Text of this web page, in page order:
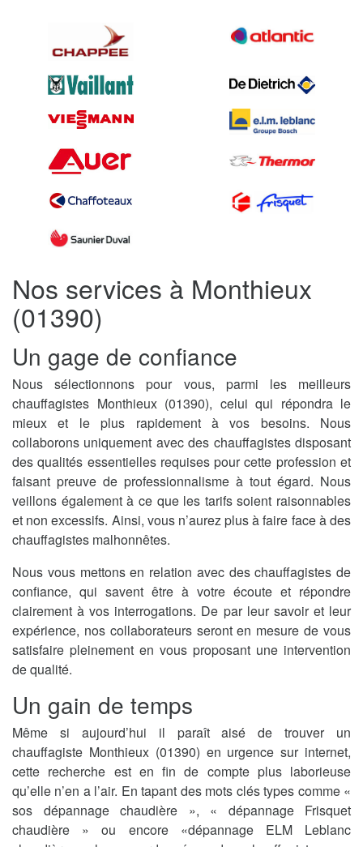
Nos services à Monthieux
(01390)
Un gage de confiance
Nous sélectionnons pour vous, parmi les meilleurs
chauffagistes Monthieux (01390), celui qui répondra le
mieux et le plus rapidement à vos besoins. Nous
collaborons uniquement avec des chauffagistes disposant
des qualités essentielles requises pour cette profession et
faisant preuve de professionnalisme à tout égard. Nous
veillons également à ce que les tarifs soient raisonnables
et non excessifs. Ainsi, vous n’aurez plus à faire face à des
chauffagistes malhonnêtes.
Nous vous mettons en relation avec des chauffagistes de
confiance, qui savent être à votre écoute et répondre
clairement à vos interrogations. De par leur savoir et leur
expérience, nos collaborateurs seront en mesure de vous
satisfaire pleinement en vous proposant une intervention
de qualité.
Un gain de temps
Même si aujourd’hui il paraît aisé de trouver un
chauffagiste Monthieux (01390) en urgence sur internet,
cette recherche est en fin de compte plus laborieuse
qu’elle n’en a l’air. En tapant des mots clés types comme «
sos dépannage chaudière », « dépannage Frisquet
chaudière » ou encore «dépannage ELM Leblanc